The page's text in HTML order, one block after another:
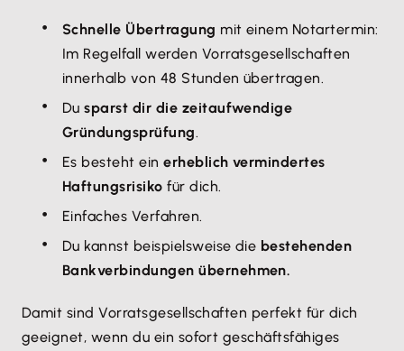
Schnelle Übertragung mit einem Notartermin:
Im Regelfall werden Vorratsgesellschaften
innerhalb von 48 Stunden übertragen.
Du sparst dir die zeitaufwendige
Gründungsprüfung.
Es besteht einerheblich vermindertes
Haftungsrisiko für dich.
Einfaches Verfahren.
Du kannst beispielsweise die bestehenden
Bankverbindungen übernehmen.
Damit sind Vorratsgesellschaften perfekt für dich
geeignet, wenn du ein sofort geschäftsfähiges